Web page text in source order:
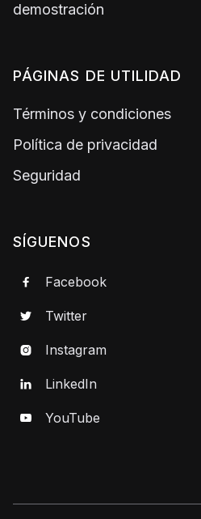
demostración
PÁGINAS DE UTILIDAD
Términos y condiciones
Política de privacidad
Seguridad
SÍGUENOS
 Facebook
 Twitter
 Instagram
 LinkedIn
 YouTube